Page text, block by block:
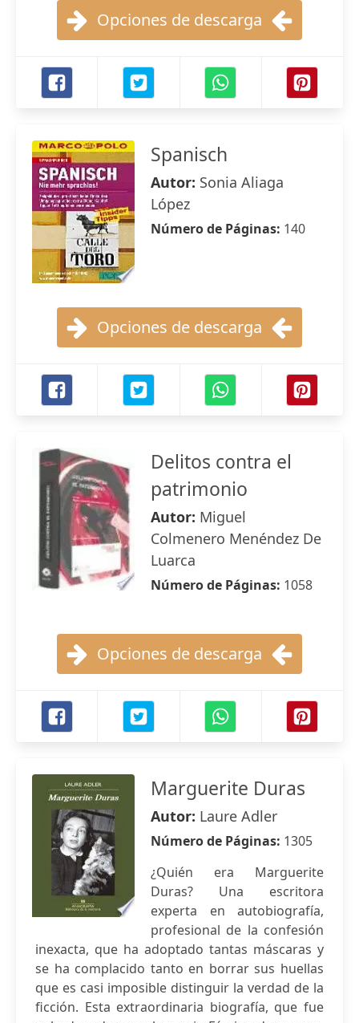
Opciones de descarga
Spanisch
Autor: Sonia Aliaga
López
Número de Páginas: 140
Opciones de descarga
Delitos contra el
patrimonio
Autor: Miguel
Colmenero Menéndez De
Luarca
Número de Páginas: 1058
Opciones de descarga
Marguerite Duras
Autor: Laure Adler
Número de Páginas: 1305
¿Quién era Marguerite
Duras? Una escritora
experta en autobiografía,
profesional de la confesión
inexacta, que ha adoptado tantas máscaras y
se ha complacido tanto en borrar sus huellas
que es casi imposible distinguir la verdad de la
ficción. Esta extraordinaria biografía, que fue